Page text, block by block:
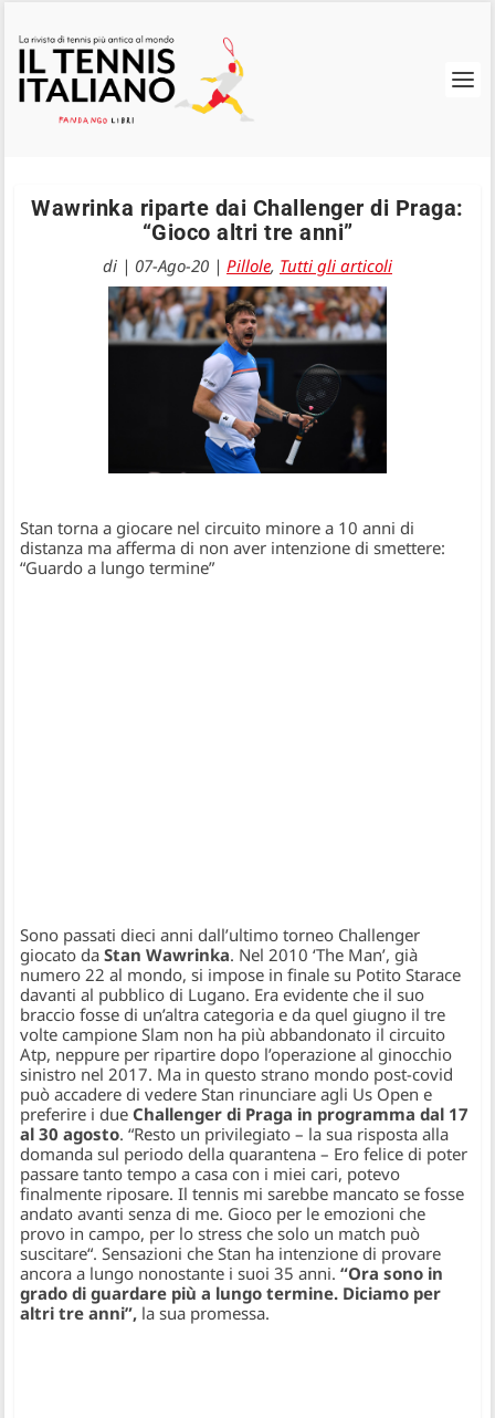
Wawrinka riparte dai Challenger di Praga:
“Gioco altri tre anni”
di | 07-Ago-20 | Pillole, Tutti gli articoli
Stan torna a giocare nel circuito minore a 10 anni di
distanza ma afferma di non aver intenzione di smettere:
“Guardo a lungo termine”
Sono passati dieci anni dall’ultimo torneo Challenger
giocato daStan Wawrinka. Nel 2010 ‘The Man’, già
numero 22 al mondo, si impose in finale su Potito Starace
davanti al pubblico di Lugano. Era evidente che il suo
braccio fosse di un’altra categoria e da quel giugno il tre
volte campione Slam non ha più abbandonato il circuito
Atp, neppure per ripartire dopo l’operazione al ginocchio
sinistro nel 2017. Ma in questo strano mondo post-covid
può accadere di vedere Stan rinunciare agli Us Open e
preferire i dueChallenger di Praga in programma dal 17
al 30 agosto.“Resto un privilegiato– la sua risposta alla
domanda sul periodo della quarantena – Ero felice di poter
passare tanto tempo a casa con i miei cari, potevo
finalmente riposare. Il tennis mi sarebbe mancato se fosse
andato avanti senza di me. Gioco per le emozioni che
provo in campo, per lo stress che solo un match può
suscitare“. Sensazioni che Stan ha intenzione di provare
ancora a lungo nonostante i suoi 35 anni.“Ora sono in
grado di guardare più a lungo termine. Diciamo per
altri tre anni”, la sua promessa.